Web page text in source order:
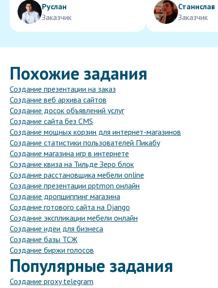
Руслан
Заказчик
Станислав
Заказчик
Похожие задания
Создание презентации на заказ
Создание веб архива сайтов
Создание досок объявлений услуг
Создание сайта без CMS
Создание мощных корзин для интернет-магазинов
Создание статистики пользователей Пикабу
Создание магазина игр в интернете
Создание квиза на Тильде Зеро блок
Создание расстановщика мебели online
Создание презентации pptmon онлайн
Создание дропшиппинг магазина
Создание готового сайта на Django
Создание экспликации мебели онлайн
Создание идеи для бизнеса
Создание базы ТСЖ
Создание биржи голосов
Популярные задания
Создание proxy telegram